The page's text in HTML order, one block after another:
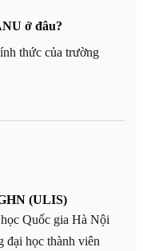
ở đâu?
thức của trường
(ULIS)
Quốc gia Hà Nội
học thành viên